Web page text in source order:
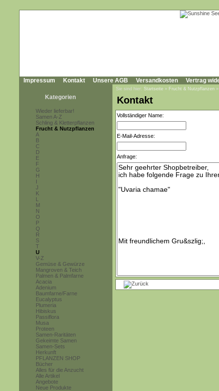
Impressum Kontakt Unsere AGB Versandkosten Vertrag
Kategorien
Wieder lieferbar!
Samen A-Z
Schling & Kletterpflanzen
Frucht & Nutzpflanzen
A
B
C
D
E
F
G
H
I
J
K
L
M
N
O
P
Q
R
S
T
U
V-Z
Gemüse & Gewürze
Mangroven & Teich
Palmen & Palmfarne
Acacia
Adenium
Baumfarne/Farne
Eucalyptus
Plumeria
Hibiskus
Passiflora
Musa
Proteen
Samen-Raritäten
Gekeimte Samen
Samen-Sets
Herkunft
PFLANZEN SHOP
Bücher
Alles für die Anzucht
Alle Artikel
Angebote
Neue Produkte
Sie sind hier: Startseite » Frucht & Nutzpflanzen
Kontakt
Vollständiger Name:
E-Mail-Adresse:
Anfrage: